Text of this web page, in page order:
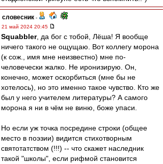
словесник -
21 май 2024 20:45
Squabbler, да бог с тобой, Лёша! Я вообще
ничего такого не ощущаю. Вот коллегу морона
(к сож., имя мне неизвестно) мне по-
человечески жалко. Не иронизирую. Он,
конечно, может оскорбиться (мне бы не
хотелось), но это именно такое чувство. Кто же
был у него учителем литературы? А самого
морона я ни в чём не виню, боже упаси.
Но если уж точка посредине строки (общее
место в поэзии) видится стихотворным
святотатством (!!!) -- что скажет наследник
такой "школы", если рифмой становится